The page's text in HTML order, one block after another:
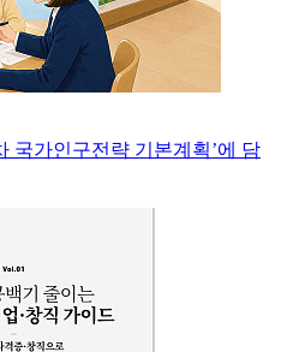
국가인구전략 기본계획’에 담